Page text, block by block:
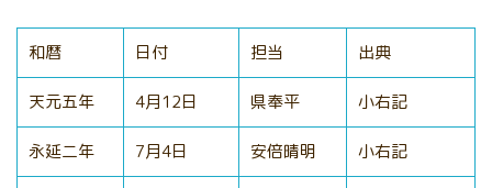
和暦 日付 担当 出典
天元五年 4月12日 県奉平 小右記
永延二年 7月4日 安倍晴明 小右記